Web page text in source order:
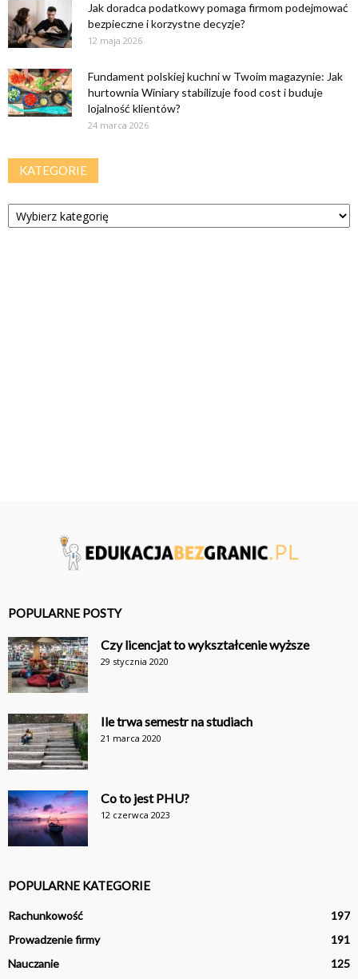
Jak doradca podatkowy pomaga firmom podejmować
bezpieczne i korzystne decyzje?
12 maja 2026
Fundament polskiej kuchni w Twoim magazynie: Jak
hurtownia Winiary stabilizuje food cost i buduje
lojalność klientów?
24 marca 2026
KATEGORIE
Kategorie
POPULARNE POSTY
Czy licencjat to wykształcenie wyższe
29 stycznia 2020
Ile trwa semestr na studiach
21 marca 2020
Co to jest PHU?
12 czerwca 2023
POPULARNE KATEGORIE
Rachunkowość
197
Prowadzenie firmy
191
Nauczanie
125